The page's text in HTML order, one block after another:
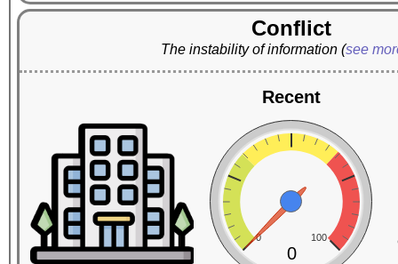
Conflict
The instability of information (see
Recent
0 100
0